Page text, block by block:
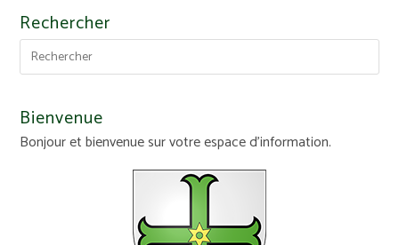
Rechercher
Bienvenue
Bonjour et bienvenue sur votre espace d'information.